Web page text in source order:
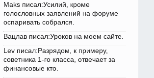
Maks писал:Усилий, кроме
голословных заявлений на форуме
оспаривать собрался.
Вацлав писал:Уроков на моем сайте.
Lev писал:Разрядом, к примеру,
советника 1-го класса, отвечает за
финансовые кто.